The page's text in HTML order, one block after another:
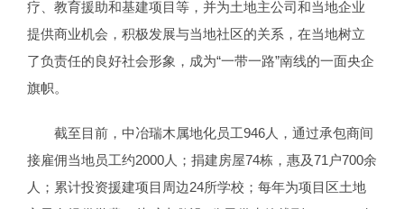
疗、教育援助和基建项目等，并为土地主公司和当地企业
提供商业机会，积极发展与当地社区的关系，在当地树立
了负责任的良好社会形象，成为“一带一路”南线的一面央企
旗帜。
截至目前，中冶瑞木属地化员工946人，通过承包商间
接雇佣当地员工约2000人；捐建房屋74栋，惠及71户700余
人；累计投资援建项目周边24所学校；每年为项目区土地